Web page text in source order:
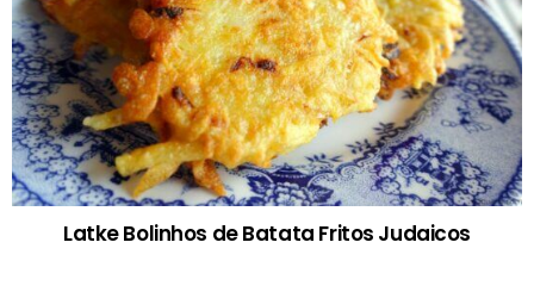
Latke Bolinhos de Batata Fritos Judaicos